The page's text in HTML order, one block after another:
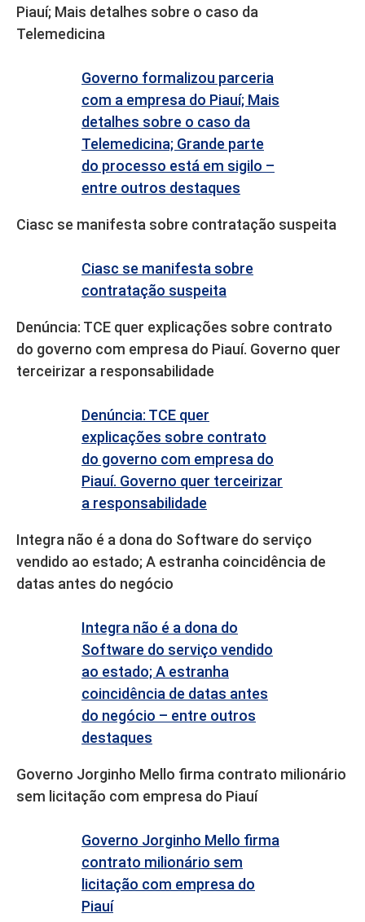
Piauí; Mais detalhes sobre o caso da
Telemedicina
Governo formalizou parceria
com a empresa do Piauí; Mais
detalhes sobre o caso da
Telemedicina; Grande parte
do processo está em sigilo –
entre outros destaques
Ciasc se manifesta sobre contratação suspeita
Ciasc se manifesta sobre
contratação suspeita
Denúncia: TCE quer explicações sobre contrato
do governo com empresa do Piauí. Governo quer
terceirizar a responsabilidade
Denúncia: TCE quer
explicações sobre contrato
do governo com empresa do
Piauí. Governo quer terceirizar
a responsabilidade
Integra não é a dona do Software do serviço
vendido ao estado; A estranha coincidência de
datas antes do negócio
Integra não é a dona do
Software do serviço vendido
ao estado; A estranha
coincidência de datas antes
do negócio – entre outros
destaques
Governo Jorginho Mello firma contrato milionário
sem licitação com empresa do Piauí
Governo Jorginho Mello firma
contrato milionário sem
licitação com empresa do
Piauí